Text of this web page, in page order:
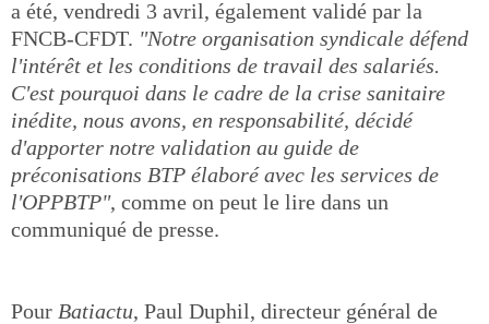
a été, vendredi 3 avril, également validé par la
FNCB-CFDT. "Notre organisation syndicale défend
l'intérêt et les conditions de travail des salariés.
C'est pourquoi dans le cadre de la crise sanitaire
inédite, nous avons, en responsabilité, décidé
d'apporter notre validation au guide de
préconisations BTP élaboré avec les services de
l'OPPBTP", comme on peut le lire dans un
communiqué de presse.
Pour Batiactu, Paul Duphil, directeur général de